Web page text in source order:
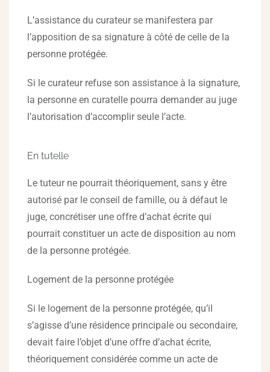
L’assistance du curateur se manifestera par
l’apposition de sa signature à côté de celle de la
personne protégée.
Si le curateur refuse son assistance à la signature,
la personne en curatelle pourra demander au juge
l’autorisation d’accomplir seule l’acte.
En tutelle
Le tuteur ne pourrait théoriquement, sans y être
autorisé par le conseil de famille, ou à défaut le
juge, concrétiser une offre d’achat écrite qui
pourrait constituer un acte de disposition au nom
de la personne protégée.
Logement de la personne protégée
Si le logement de la personne protégée, qu’il
s’agisse d’une résidence principale ou secondaire,
devait faire l’objet d’une offre d’achat écrite,
théoriquement considérée comme un acte de